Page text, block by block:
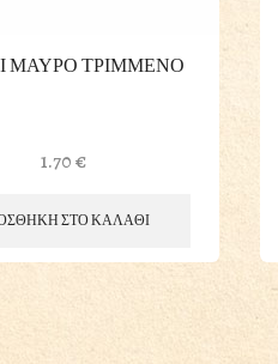
ΜΑΥΡΟ ΤΡΙΜΜΕΝΟ
1.70€
ΣΤΟ ΚΑΛΑΘΙ